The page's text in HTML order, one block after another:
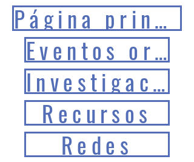
Página principal EERR
Eventos organizados
Investigación
Recursos
Redes